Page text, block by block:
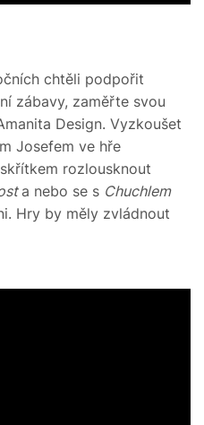
chtěli podpořit
zábavy, zaměřte svou
Design. Vyzkoušet
Josefem ve hře
rozlousknout
a nebo se s Chuchlem
Hry by měly zvládnout